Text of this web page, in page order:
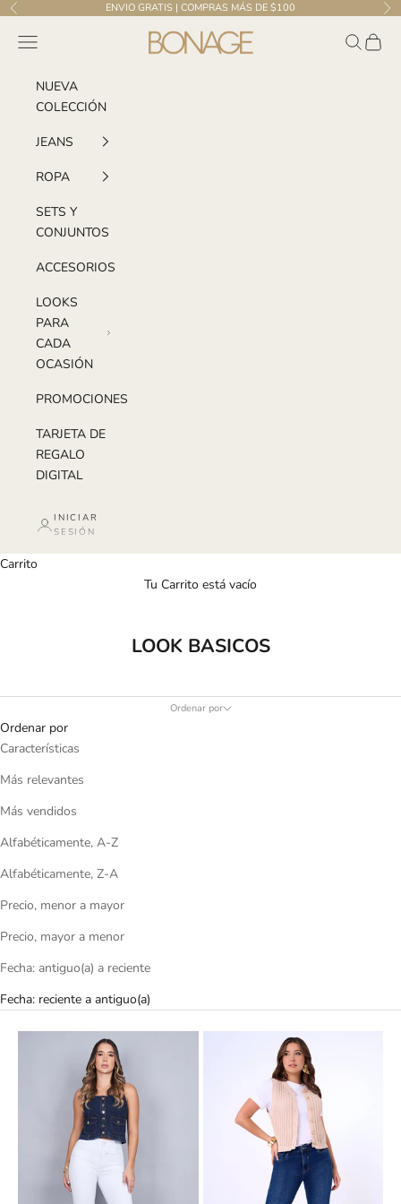
Ir al contenido
Anterior ENVIO GRATIS | COMPRAS MÁS DE $100
Bonage | El Salvador
Menú Buscar
Carrito
NUEVA
COLECCIÓN
JEANS
ROPA
SETS Y
CONJUNTOS
ACCESORIOS
LOOKS
PARA
CADA
OCASIÓN
PROMOCIONES
TARJETA DE
REGALO
DIGITAL
INICIAR
SESIÓN
Carrito
Tu Carrito está vacío
LOOK BASICOS
Ordenar por
Ordenar por
Características
Más relevantes
Más vendidos
Alfabéticamente, A-Z
Alfabéticamente, Z-A
Precio, menor a mayor
Precio, mayor a menor
Fecha: antiguo(a) a reciente
Fecha: reciente a antiguo(a)